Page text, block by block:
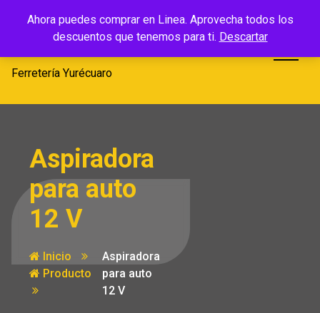
Ahora puedes comprar en Linea. Aprovecha todos los
descuentos que tenemos para ti. Descartar
Ferretería
Yurécuaro
Ferretería Yurécuaro
Aspiradora
para auto
12 V
Inicio
Producto
Aspiradora
para auto
12 V